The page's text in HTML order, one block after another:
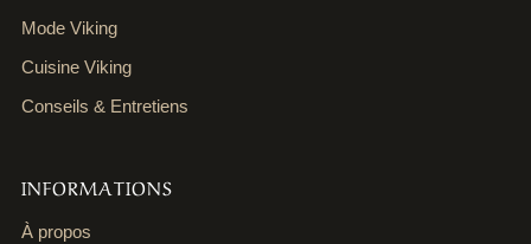
Mode Viking
Cuisine Viking
Conseils & Entretiens
INFORMATIONS
À propos